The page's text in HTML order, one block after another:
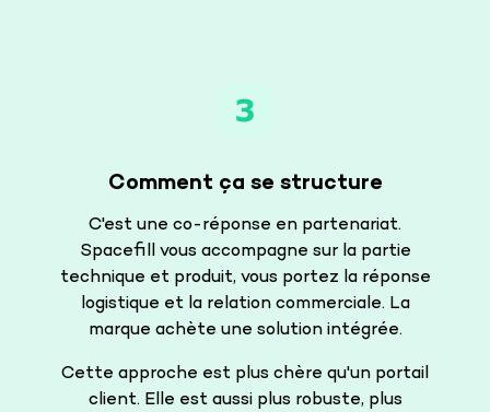
Comment ça se structure
C'est une co-réponse en partenariat.
Spacefill vous accompagne sur la partie
technique et produit, vous portez la réponse
logistique et la relation commerciale. La
marque achète une solution intégrée.
Cette approche est plus chère qu'un portail
client. Elle est aussi plus robuste, plus